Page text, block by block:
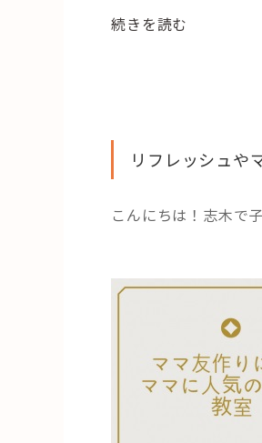
“マ
に
も！
マ
に
気
の
続きを読む
リフレッシュや
こんにちは！志木で